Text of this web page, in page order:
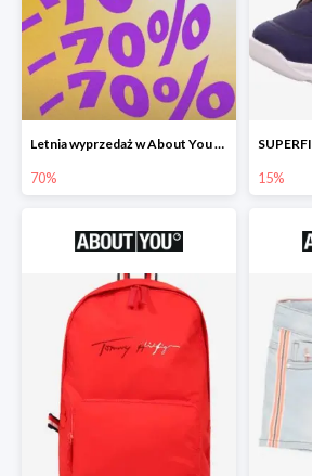
Letnia wyprzedaż w About You do -70%
70% 15%